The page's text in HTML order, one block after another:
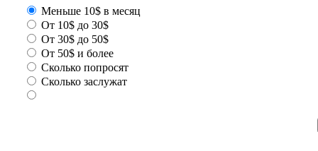
Меньше 10$ в месяц
От 10$ до 30$
От 30$ до 50$
От 50$ и более
Сколько попросят
Сколько заслужат